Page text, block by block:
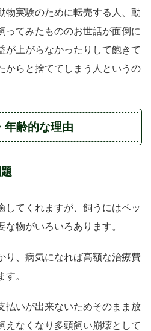
物実験のために転売する人、動
ってみたもののお世話が面倒に
が上がらなかったりして飽きて
からと捨ててしまう人というの
年齢的な理由
してくれますが、飼うにはペッ
な物がいろいろあります。
り、病気になれば高額な治療費
。
払いが出来ないためそのまま放
えなくなり多頭飼い崩壊として